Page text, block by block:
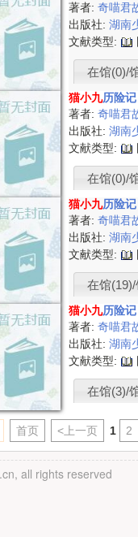
著者:奇喵君
出版社:湖南
文献类型:
在馆(0)/
猫小九历险
著者:奇喵君
出版社:湖南
文献类型:
在馆(0)/
猫小九历险
著者:奇喵君
出版社:湖南
文献类型:
在馆
猫小九历险
著者:奇喵君
出版社:湖南
文献类型:
在馆(3)/
首页 <上一页 1 2
all rights reserved